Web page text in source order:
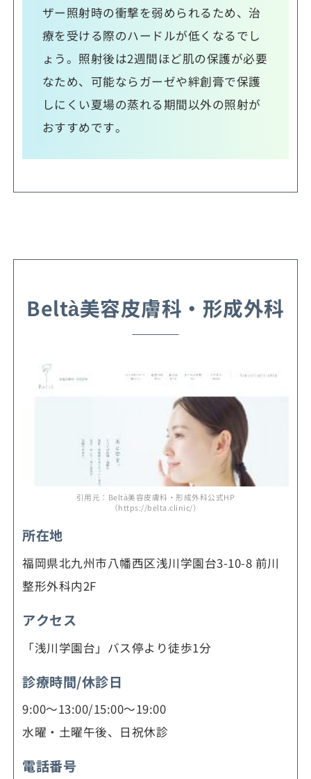
ザー照射時の衝撃を弱められるため、治
療を受ける際のハードルが低くなるでし
ょう。照射後は2週間ほど肌の保護が必要
なため、可能ならガーゼや絆創膏で保護
しにくい夏場の蒸れる期間以外の照射が
おすすめです。
Beltà美容皮膚科・形成外科
引用元：Beltà美容皮膚科・形成外科公式HP
（https://belta.clinic/）
所在地
福岡県北九州市八幡西区浅川学園台3-10-8 前川
整形外科内2F
アクセス
「浅川学園台」バス停より徒歩1分
診療時間/休診日
9:00～13:00/15:00～19:00
水曜・土曜午後、日祝休診
電話番号